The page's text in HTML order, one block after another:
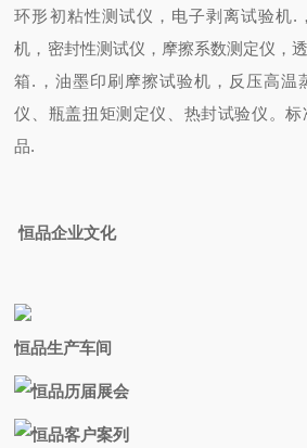
环形初粘性测试仪，电子剥离试验机.
机，密封性测试仪，摩擦系数测定仪，
箱.，油墨印刷摩擦试验机，反压高温
仪、瓶盖扭矩测定仪、热封试验仪。标
品.
恒品企业文化
恒品生产车间
恒品历届展会
恒品客户案列